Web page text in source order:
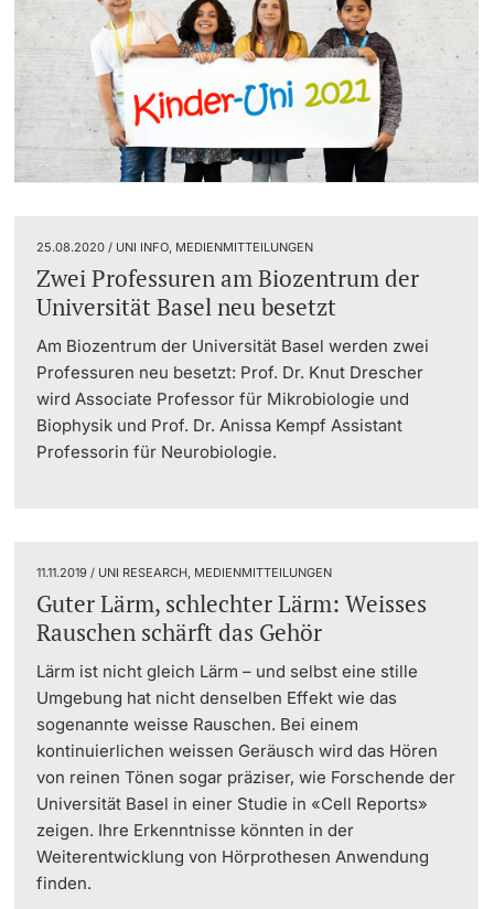
25.08.2020 / UNI INFO, MEDIENMITTEILUNGEN
Zwei Professuren am Biozentrum der
Universität Basel neu besetzt
Am Biozentrum der Universität Basel werden zwei
Professuren neu besetzt: Prof. Dr. Knut Drescher
wird Associate Professor für Mikrobiologie und
Biophysik und Prof. Dr. Anissa Kempf Assistant
Professorin für Neurobiologie.
11.11.2019 / UNI RESEARCH, MEDIENMITTEILUNGEN
Guter Lärm, schlechter Lärm: Weisses
Rauschen schärft das Gehör
Lärm ist nicht gleich Lärm – und selbst eine stille
Umgebung hat nicht denselben Effekt wie das
sogenannte weisse Rauschen. Bei einem
kontinuierlichen weissen Geräusch wird das Hören
von reinen Tönen sogar präziser, wie Forschende der
Universität Basel in einer Studie in «Cell Reports»
zeigen. Ihre Erkenntnisse könnten in der
Weiterentwicklung von Hörprothesen Anwendung
finden.